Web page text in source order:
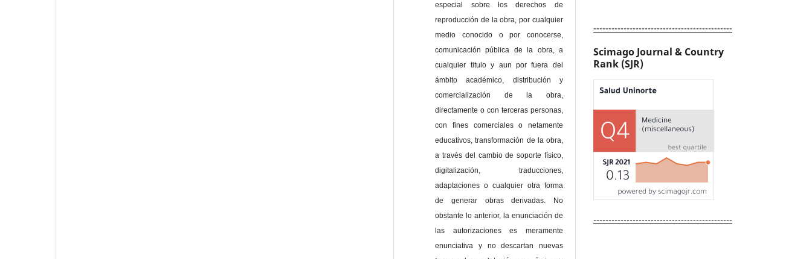
especial sobre los derechos de
reproducción de la obra, por cualquier
medio conocido o por conocerse,
comunicación pública de la obra, a
cualquier titulo y aun por fuera del
ámbito académico, distribución y
comercialización de la obra,
directamente o con terceras personas,
con fines comerciales o netamente
educativos, transformación de la obra,
a través del cambio de soporte físico,
digitalización, traducciones,
adaptaciones o cualquier otra forma
de generar obras derivadas. No
obstante lo anterior, la enunciación de
las autorizaciones es meramente
enunciativa y no descartan nuevas
----------------------------------------------
Scimago Journal & Country
Rank (SJR)
----------------------------------------------